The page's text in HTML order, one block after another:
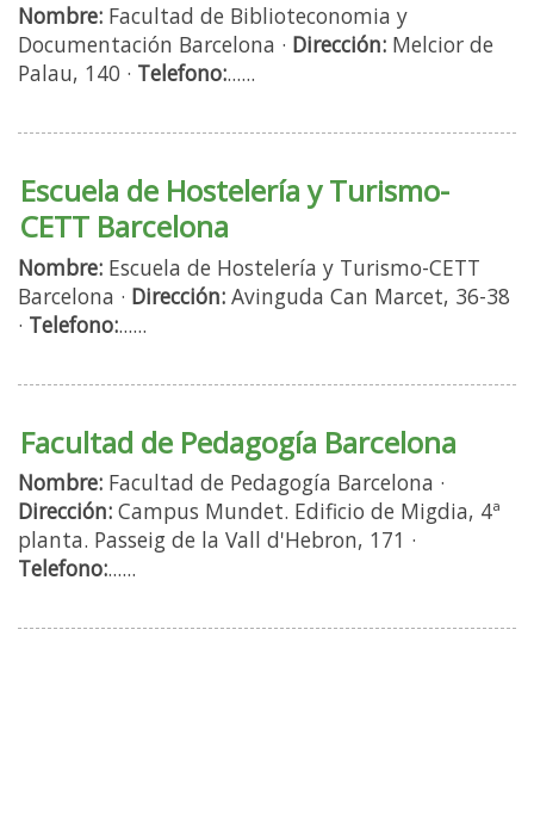
Nombre: Facultad de Biblioteconomia y
Documentación Barcelona · Dirección: Melcior de
Palau, 140 · Telefono:......
Escuela de Hostelería y Turismo-
CETT Barcelona
Nombre: Escuela de Hostelería y Turismo-CETT
Barcelona · Dirección: Avinguda Can Marcet, 36-38
· Telefono:......
Facultad de Pedagogía Barcelona
Nombre: Facultad de Pedagogía Barcelona ·
Dirección: Campus Mundet. Edificio de Migdia, 4ª
planta. Passeig de la Vall d'Hebron, 171 ·
Telefono:......